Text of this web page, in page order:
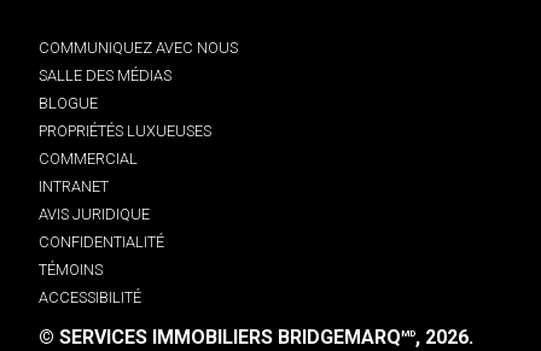
COMMUNIQUEZ AVEC NOUS
SALLE DES MÉDIAS
BLOGUE
PROPRIÉTÉS LUXUEUSES
COMMERCIAL
INTRANET
AVIS JURIDIQUE
CONFIDENTIALITÉ
TÉMOINS
ACCESSIBILITÉ
© SERVICES IMMOBILIERS BRIDGEMARQMD, 2026.